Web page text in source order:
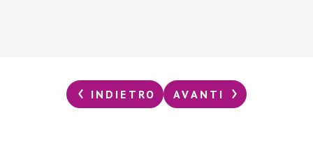
INDIETRO AVANTI